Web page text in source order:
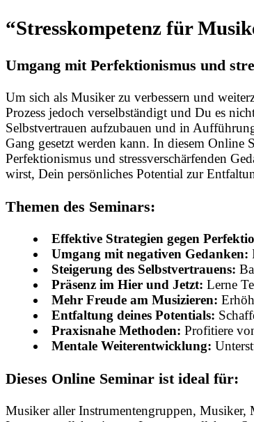
“Stresskompetenz für
Umgang mit Perfektionismus und
Um sich als Musiker zu verbessern und
Prozess jedoch verselbständigt und Du es
Selbstvertrauen aufzubauen und in
Gang gesetzt werden kann. In diesem
Perfektionismus und stressverschärfenden
wirst, Dein persönliches Potential zur
Themen des Seminars:
Effektive Strategien gegen
Umgang mit negativen Gedanken:
Steigerung des Selbstvertrauens:
Präsenz im Hier und Jetzt: Lerne
Mehr Freude am Musizieren:
Entfaltung deines Potentials:
Praxisnahe Methoden: Profitiere
Mentale Weiterentwicklung:
Dieses Online Seminar ist ideal für:
Musiker aller Instrumentengruppen, Musiker,